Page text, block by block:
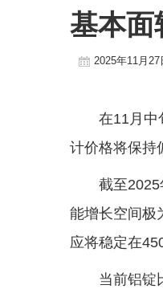
基本面
2025年11月27
在11月中
计价格将保持
截至
能增长空间极
应将稳定在
当前铝锭